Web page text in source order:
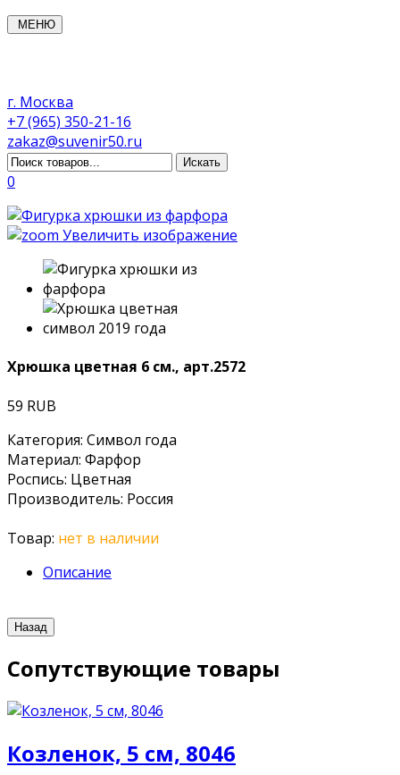
МЕНЮ
г. Москва
+7 (965) 350-21-16
zakaz@suvenir50.ru
0
Увеличить изображение
Хрюшка цветная 6 см., арт.2572
59 RUB
Категория: Символ года
Материал: Фарфор
Роспись: Цветная
Производитель: Россия
Товар: нет в наличии
Описание
Сопутствующие товары
Козленок, 5 см, 8046